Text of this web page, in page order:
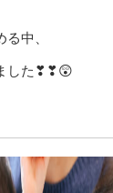
中、
した❣❣😲